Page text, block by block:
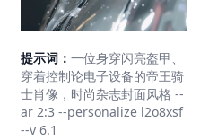
提示词： 一位身穿闪亮盔甲、
穿着控制论电子设备的帝王骑
士肖像，时尚杂志封面风格 --
ar 2:3 --personalize l2o8xsf
--v 6.1